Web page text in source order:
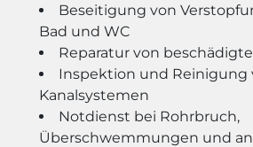
Beseitigung von
Bad und WC
Reparatur von
Inspektion und Reinigung
Kanalsystemen
Notdienst bei Rohrbruch,
Überschwemmungen und